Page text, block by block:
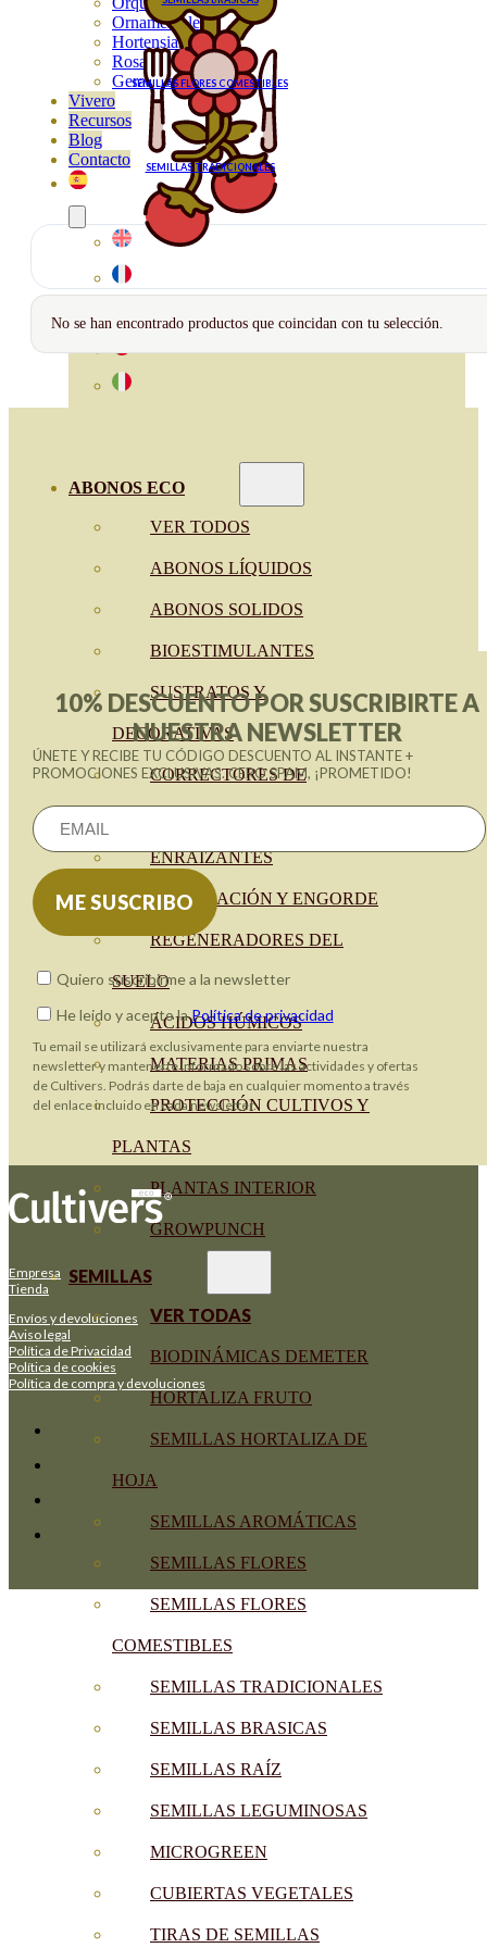
Ornamentales
Hortensias
Rosales
Geranios
Vivero
Recursos
Blog
Contacto
ABONOS ECO
VER TODOS
ABONOS LÍQUIDOS
ABONOS SOLIDOS
BIOESTIMULANTES
SUSTRATOS Y
DECORATIVAS
CORRECTORES DE
ENRAIZANTES
MADURACIÓN Y ENGORDE
REGENERADORES DEL
SUELO
ÁCIDOS HÚMICOS
MATERIAS PRIMAS
PROTECCIÓN CULTIVOS Y
PLANTAS
PLANTAS INTERIOR
GROWPUNCH
SEMILLAS
VER TODAS
BIODINÁMICAS DEMETER
HORTALIZA FRUTO
SEMILLAS HORTALIZA DE
HOJA
SEMILLAS AROMÁTICAS
SEMILLAS FLORES
SEMILLAS FLORES
COMESTIBLES
SEMILLAS TRADICIONALES
SEMILLAS BRASICAS
SEMILLAS RAÍZ
SEMILLAS LEGUMINOSAS
MICROGREEN
CUBIERTAS VEGETALES
TIRAS DE SEMILLAS
SEMILLAS FLORES COMESTIBLES
SEMILLAS TRADICIONALES
No se han encontrado productos que coincidan con tu selección.
10% DESCUENTO POR SUSCRIBIRTE A
NUESTRA NEWSLETTER
ÚNETE Y RECIBE TU CÓDIGO DESCUENTO AL INSTANTE +
PROMOCIONES EXCLUSIVAS. CERO SPAM, ¡PROMETIDO!
Quiero suscribirme a la newsletter
He leido y acepto laPolítica de privacidad
Tu email se utilizará exclusivamente para enviarte nuestra
newsletter y mantenerte informado sobre las actividades y ofertas
de Cultivers. Podrás darte de baja en cualquier momento a través
del enlace incluido en cada newsletter.
Empresa
Tienda
Envíos y devoluciones
Aviso legal
Política de Privacidad
Política de cookies
Política de compra y devoluciones